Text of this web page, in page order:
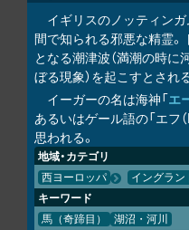
イギリスのノッティン
間で知られる邪悪な精霊
となる潮津波（満潮の時
ぼる現象）を起こすとされる
イーガーの名は海神「エ
あるいはゲール語の「エフ
思われる。
地域・カテゴリ
西ヨーロッパ イングラン
キーワード
馬（奇蹄目） 湖沼・河川